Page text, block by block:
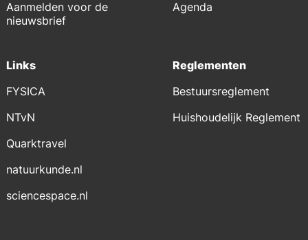
Aanmelden voor de
nieuwsbrief
Agenda
Links
FYSICA
NTvN
Quarktravel
natuurkunde.nl
sciencespace.nl
Reglementen
Bestuursreglement
Huishoudelijk Reglement